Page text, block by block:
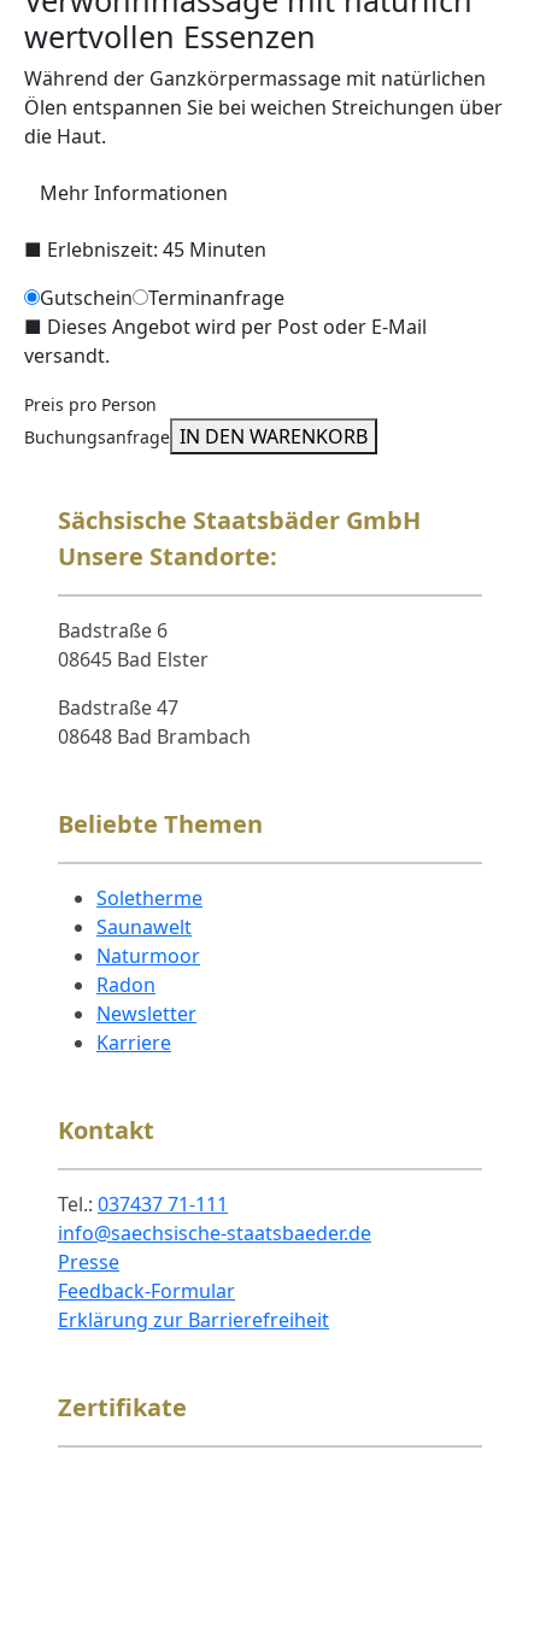
wertvollen Essenzen
Während der Ganzkörpermassage mit natürlichen
Ölen entspannen Sie bei weichen Streichungen über
die Haut.
Mehr Informationen
■ Erlebniszeit: 45 Minuten
Gutschein
Terminanfrage
■ Dieses Angebot wird per Post oder E-Mail
versandt.
Preis pro Person
Buchungsanfrage IN DEN WARENKORB
Sächsische Staatsbäder GmbH
Unsere Standorte:
Badstraße 6
08645 Bad Elster
Badstraße 47
08648 Bad Brambach
Beliebte Themen
Soletherme
Saunawelt
Naturmoor
Radon
Newsletter
Karriere
Kontakt
Tel.: 037437 71-111
info@saechsische-staatsbaeder.de
Presse
Feedback-Formular
Erklärung zur Barrierefreiheit
Zertifikate